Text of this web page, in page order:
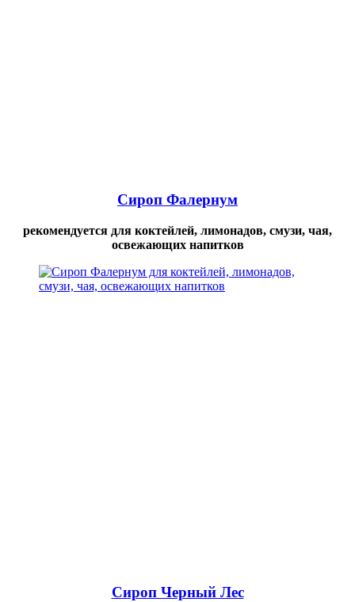
Сироп Фалернум
рекомендуется для коктейлей, лимонадов, смузи, чая,
освежающих напитков
Сироп Черный Лес